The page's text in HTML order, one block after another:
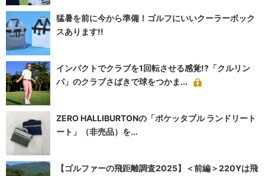
猛暑を前に今から準備！ゴルフにいいクーラーボック
スあります!!
インパクトでクラブを1回転させる感覚!?「クルリン
パ」のクラブさばきで球をつかま...
ZERO HALLIBURTONの「ポケッタブル ランドリート
ート」（非売品）を...
【ゴルファーの飛距離調査2025】＜前編＞220Yは飛